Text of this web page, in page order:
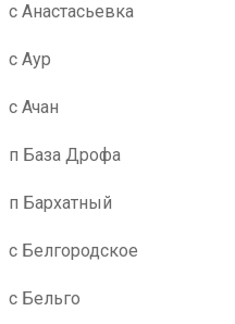
с Анастасьевка
с Аур
с Ачан
п База Дрофа
п Бархатный
с Белгородское
с Бельго